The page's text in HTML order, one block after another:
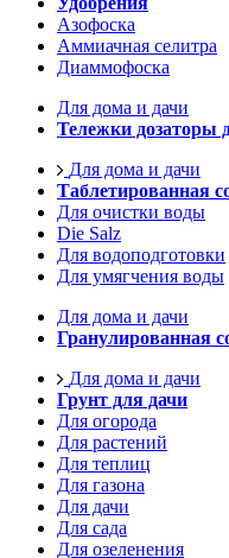
Азофоска
Аммиачная селитра
Диаммофоска
Для дома и дачи
Тележки дозаторы
Для дома и дачи
Таблетированная
Для очистки воды
Die Salz
Для водоподготовки
Для умягчения воды
Для дома и дачи
Гранулированная
Для дома и дачи
Грунт для дачи
Для огорода
Для растений
Для теплиц
Для газона
Для дачи
Для сада
Для озеленения